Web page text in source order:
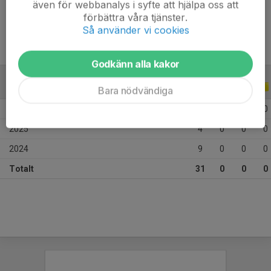
14 år
ALLA ÅR
0
2025 4 0 0 0
2024 9 0 0 0
Totalt 31 0 0 0
även för webbanalys i syfte att hjälpa oss att
förbättra våra tjänster.
Så använder vi cookies
Godkänn alla kakor
Bara nödvändiga